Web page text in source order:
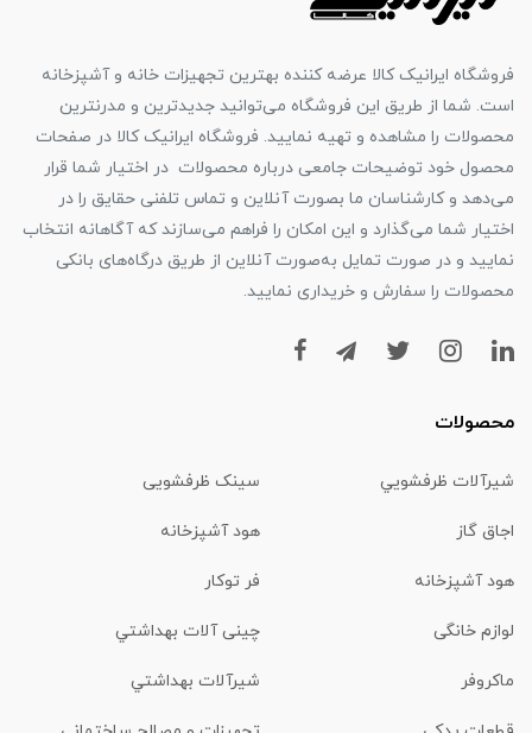
فروشگاه ایرانیک کالا عرضه کننده بهترین تجهیزات خانه و آشپزخانه
است. شما از طریق این فروشگاه می‌توانید جدیدترین و مدرنترین
محصولات را مشاهده و تهیه نمایید. فروشگاه ایرانیک کالا در صفحات
محصول خود توضیحات جامعی درباره محصولات در اختیار شما قرار
می‌دهد و کارشناسان ما بصورت آنلاین و تماس تلفنی حقایق را در
اختیار شما می‌گذارد و این امکان را فراهم می‌سازند که آگاهانه انتخاب
نمایید و در صورت تمایل به‌صورت آنلاین از طریق درگاه‌های بانکی
محصولات را سفارش و خریداری نمایید.
محصولات
شیرآلات ظرفشويي سینک ظرفشویی
اجاق گاز هود آشپزخانه
هود آشپزخانه فر توکار
لوازم خانگی چینی آلات بهداشتي
ماكروفر شیرآلات بهداشتي